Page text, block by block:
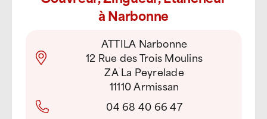
à Narbonne
ATTILA Narbonne
12 Rue des Trois Moulins
ZA La Peyrelade
11110 Armissan
04 68 40 66 47